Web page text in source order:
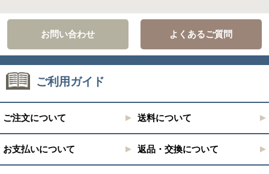
お問い合わせ よくあるご質問
ご利用ガイド
ご注文について 送料について
お支払いについて 返品・交換について